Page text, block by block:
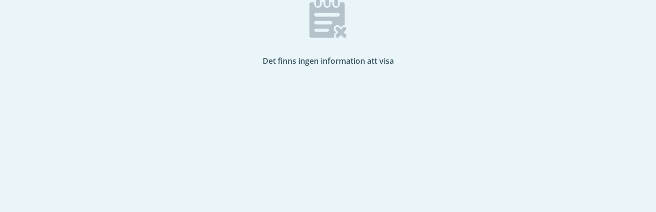
Det finns ingen information att visa